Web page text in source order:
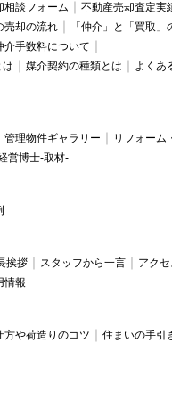
相談フォーム
不動産売却査定実
売却の流れ
「仲介」と「買取」
介手数料について
媒介契約の種類とは
よくあ
管理物件ギャラリー
リフォーム
営博士-取材-
挨拶 スタッフから一言
アク
情報
方や荷造りのコツ
住まいの手引